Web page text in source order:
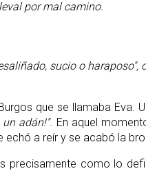
por mal camino.
sucio o haraposo",
que se llamaba Eva.
un adán!". En aquel
echó a reír y se acabó la
precisamente como lo